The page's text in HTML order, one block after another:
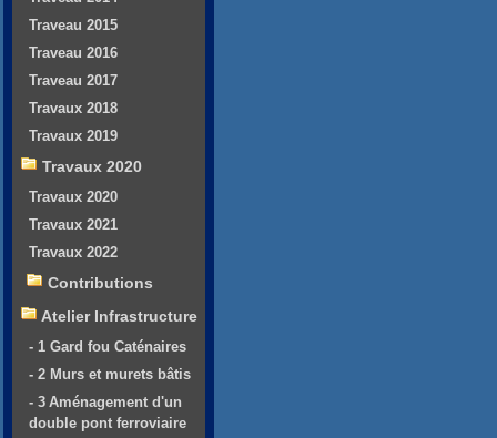
Traveau 2015
Traveau 2016
Traveau 2017
Travaux 2018
Travaux 2019
Travaux 2020
Travaux 2020
Travaux 2021
Travaux 2022
Contributions
Atelier Infrastructure
- 1 Gard fou Caténaires
- 2 Murs et murets bâtis
- 3 Aménagement d'un
double pont ferroviaire